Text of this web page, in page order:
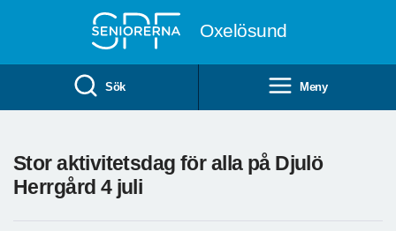
Oxelösund
Sök Meny
Stor aktivitetsdag för alla på Djulö
Herrgård 4 juli